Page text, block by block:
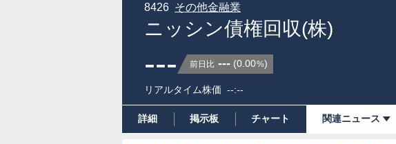
ニッシン債権回収(株)
8426 その他金融業
--- 前日比 --- (0.00%)
リアルタイム株価 --:--
詳細 掲示板 チャート 関連ニュース